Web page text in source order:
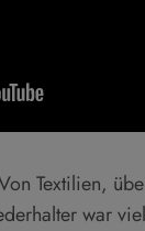
Textilien,
war